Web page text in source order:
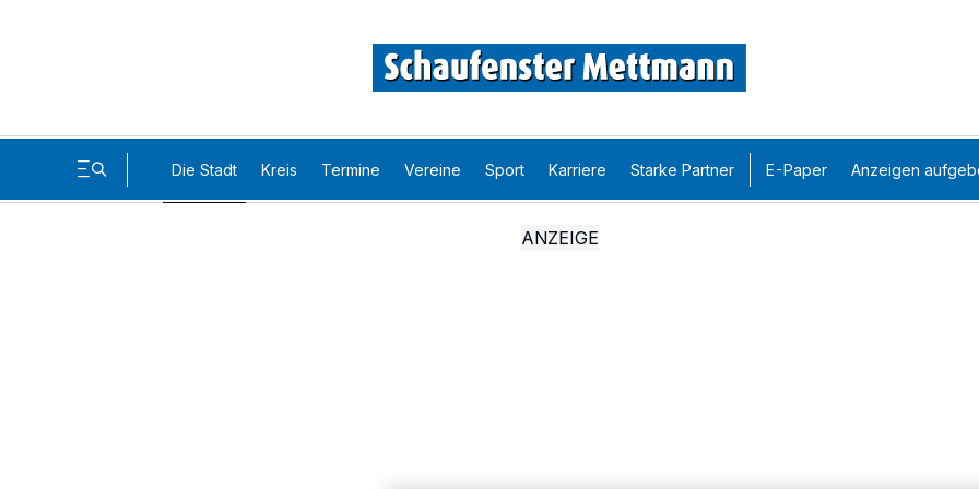
Die Stadt Kreis Termine Vereine Sport Karriere Starke Partner E-Paper Anzeigen